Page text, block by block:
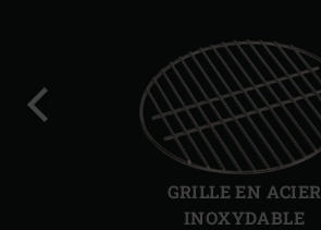
GRILLE EN ACIER
INOXYDABLE